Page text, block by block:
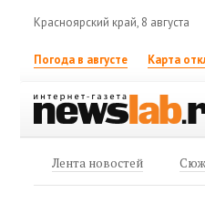
Красноярский край, 8 августа
Погода в августе Карта
Лента новостей